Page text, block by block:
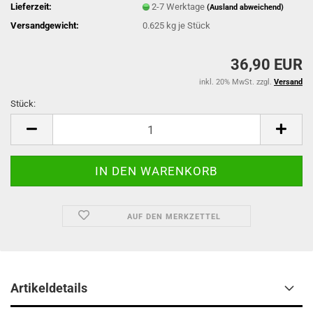
Lieferzeit:
2-7 Werktage(Ausland abweichend)
Versandgewicht: 0.625 kg je Stück
36,90 EUR
inkl. 20% MwSt. zzgl. Versand
Stück:
AUF DEN MERKZETTEL
Artikeldetails